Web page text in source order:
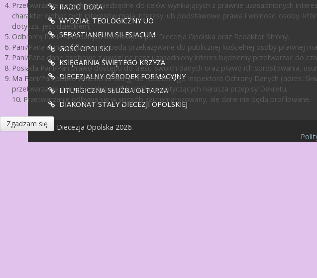
RADIO DOXA
WYDZIAŁ TEOLOGICZNY UO
SEBASTIANEUM SILESIACUM
GOŚĆ OPOLSKI
KSIĘGARNIA ŚWIĘTEGO KRZYŻA
DIECEZJALNY OŚRODEK FORMACYJNY
LITURGICZNA SŁUŻBA OŁTARZA
DIAKONAT STAŁY DIECEZJI OPOLSKIEJ
© Diecezja Opolska 2026.
Przetwarzanie danych jest niezbędne do celów wynikających z prawnie uzasadnionych
charakter wobec tych interesów mają interesy lub podstawowe prawa i wolności osoby,
dotyczą, jest dzieckiem;
Odbiorcą Pani/Pana danych osobowych jest Diecezja Opolska oraz Redaktor Strony.
Pani/Pana dane osobowe nie będą przekazywane do publicznej kościelnej osoby prawnej
Pani/Pana dane osobowe z uwagi na nasz uzasadniony interes będziemy przetwarzać do
Posiada Pani/Pan prawo dostępu do treści swoich danych oraz prawo ich sprostowania,
Ma Pani/Pan prawo wniesienia skargi do Kościelnego Inspektora Ochrony Danych (adres:
przetwarzanie danych osobowych Pani/Pana dotyczących narusza przepisy Dekretu;
10. Przetwarzanie odbywa się w sposób zautomatyzowany, ale dane nie będą profilowane.
Zgadzam się